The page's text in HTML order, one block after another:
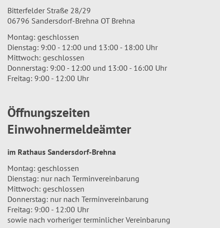
Bitterfelder Straße 28/29
06796 Sandersdorf-Brehna OT Brehna
Montag: geschlossen
Dienstag: 9:00 - 12:00 und 13:00 - 18:00 Uhr
Mittwoch: geschlossen
Donnerstag: 9:00 - 12:00 und 13:00 - 16:00 Uhr
Freitag: 9:00 - 12:00 Uhr
Öffnungszeiten
Einwohnermeldeämter
im Rathaus Sandersdorf-Brehna
Montag: geschlossen
Dienstag: nur nach Terminvereinbarung
Mittwoch: geschlossen
Donnerstag: nur nach Terminvereinbarung
Freitag: 9:00 - 12:00 Uhr
sowie nach vorheriger terminlicher Vereinbarung